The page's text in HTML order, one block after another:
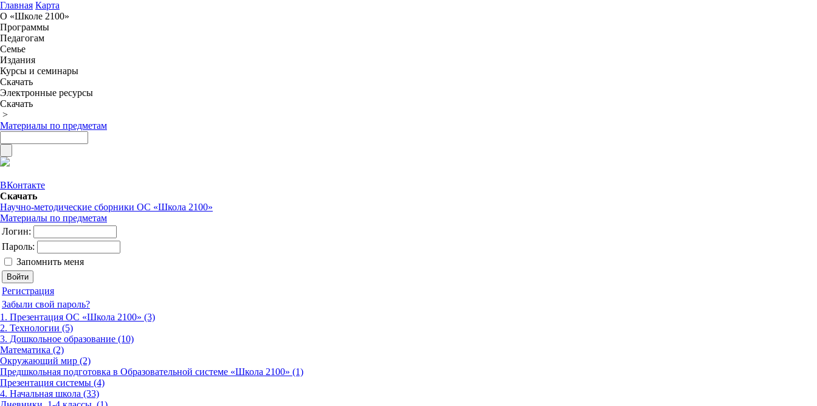
Главная Карта
О «Школе 2100»
Программы
Педагогам
Семье
Издания
Курсы и семинары
Скачать
Электронные ресурсы
Скачать
>
Материалы по предметам
ВКонтакте
Скачать
Научно-методические сборники ОС «Школа 2100»
Материалы по предметам
Логин:
Пароль:
Запомнить меня
Регистрация
Забыли свой пароль?
1. Презентация ОС «Школа 2100» (3)
2. Технологии (5)
3. Дошкольное образование (10)
Математика (2)
Окружающий мир (2)
Предшкольная подготовка в Образовательной системе «Школа 2100» (1)
Презентация системы (4)
4. Начальная школа (33)